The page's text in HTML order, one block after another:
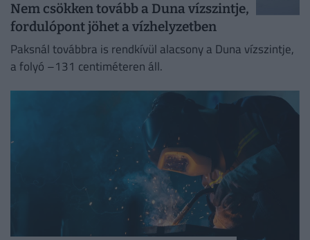
Nem csökken tovább a Duna vízszintje,
fordulópont jöhet a vízhelyzetben
Paksnál továbbra is rendkívül alacsony a Duna vízszintje,
a folyó –131 centiméteren áll.